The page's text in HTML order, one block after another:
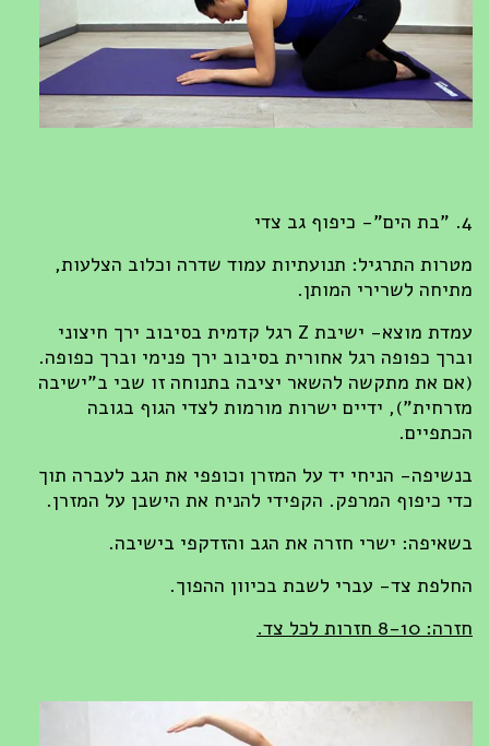
4. "בת הים"- כיפוף גב צדי
מטרות התרגיל: תנועתיות עמוד שדרה וכלוב הצלעות,
מתיחה לשרירי המותן.
עמדת מוצא- ישיבת Z רגל קדמית בסיבוב ירך חיצוני
וברך כפופה רגל אחורית בסיבוב ירך פנימי וברך כפופה.
(אם את מתקשה להשאר יציבה בתנוחה זו שבי ב"ישיבה
מזרחית"), ידיים ישרות מורמות לצדי הגוף בגובה
הכתפיים.
בנשיפה- הניחי יד על המזרן וכופפי את הגב לעברה תוך
כדי כיפוף המרפק. הקפידי להניח את הישבן על המזרן.
בשאיפה: ישרי חזרה את הגב והזדקפי בישיבה.
החלפת צד- עברי לשבת בכיוון ההפוך.
חזרה: 8-10 חזרות לכל צד.